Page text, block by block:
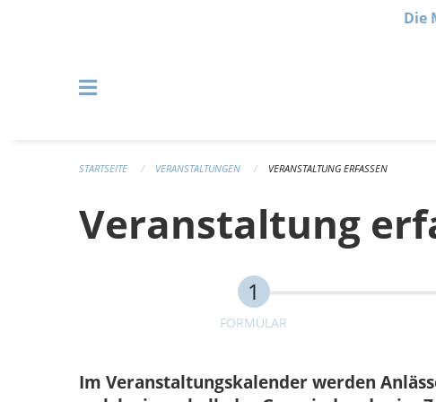
Die
STARTSEITE VERANSTALTUNGEN VERANSTALTUNG ERFASSEN
Veranstaltung
FORMULAR
Im Veranstaltungskalender werden